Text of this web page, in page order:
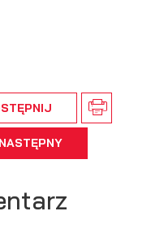
NASTĘPNY